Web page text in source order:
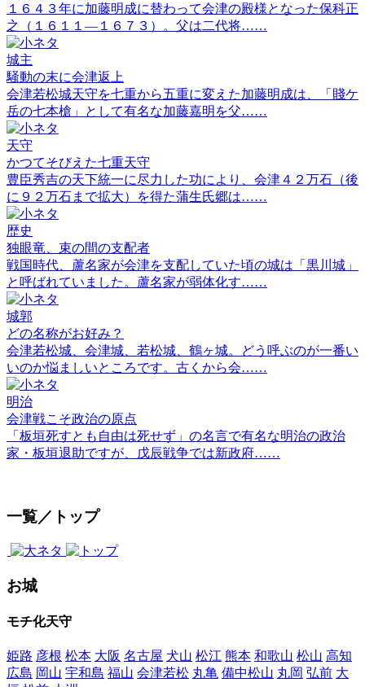
１６４３年に加藤明成に替わって会津の殿様となった保科正
之（１６１１―１６７３）。父は二代将……
城主
騒動の末に会津返上
会津若松城天守を七重から五重に変えた加藤明成は、「賤ケ
岳の七本槍」として有名な加藤嘉明を父……
天守
かつてそびえた七重天守
豊臣秀吉の天下統一に尽力した功により、会津４２万石（後
に９２万石まで拡大）を得た蒲生氏郷は……
歴史
独眼竜、束の間の支配者
戦国時代、蘆名家が会津を支配していた頃の城は「黒川城」
と呼ばれていました。蘆名家が弱体化す……
城郭
どの名称がお好み？
会津若松城、会津城、若松城、鶴ヶ城。どう呼ぶのが一番い
いのか悩ましいところです。古くから会……
明治
会津戦こそ政治の原点
「板垣死すとも自由は死せず」の名言で有名な明治の政治
家・板垣退助ですが、戊辰戦争では新政府……
一覧／トップ
お城
モチ化天守
姫路 彦根 松本 大阪 名古屋 犬山 松江 熊本 和歌山 松山 高知
広島 岡山 宇和島 福山 会津若松 丸亀 備中松山 丸岡 弘前 大